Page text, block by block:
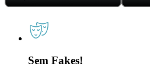
Sem Fakes!